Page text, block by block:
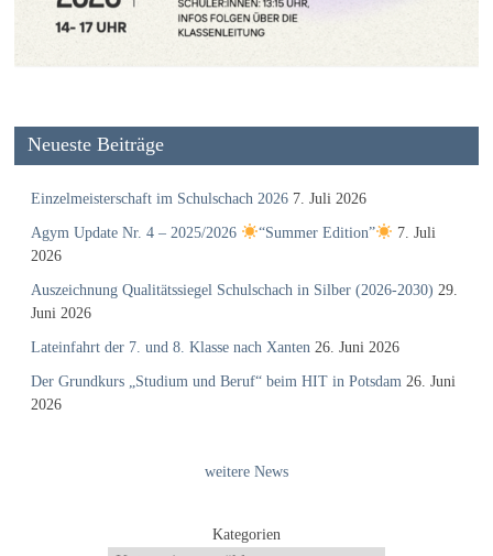
Neueste Beiträge
Einzelmeisterschaft im Schulschach 2026 7. Juli 2026
Agym Update Nr. 4 – 2025/2026 “Summer Edition”
7. Juli
2026
Auszeichnung Qualitätssiegel Schulschach in Silber (2026-2030) 29.
Juni 2026
Lateinfahrt der 7. und 8. Klasse nach Xanten 26. Juni 2026
Der Grundkurs „Studium und Beruf“ beim HIT in Potsdam 26. Juni
2026
weitere News
Kategorien